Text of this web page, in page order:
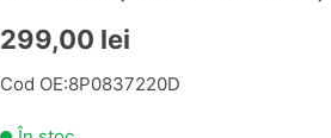
299,00 lei
Cod OE:8P0837220D